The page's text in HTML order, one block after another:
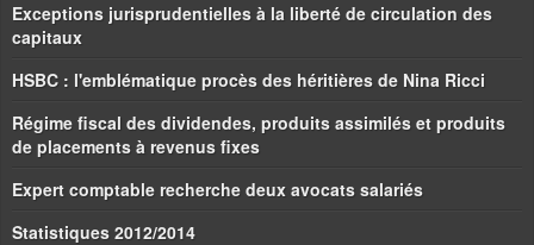
Exceptions jurisprudentielles à la liberté de circulation des
capitaux
HSBC : l'emblématique procès des héritières de Nina Ricci
Régime fiscal des dividendes, produits assimilés et produits
de placements à revenus fixes
Expert comptable recherche deux avocats salariés
Statistiques 2012/2014